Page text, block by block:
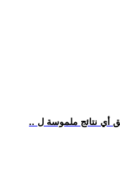
أي نتائج ملموسة ل